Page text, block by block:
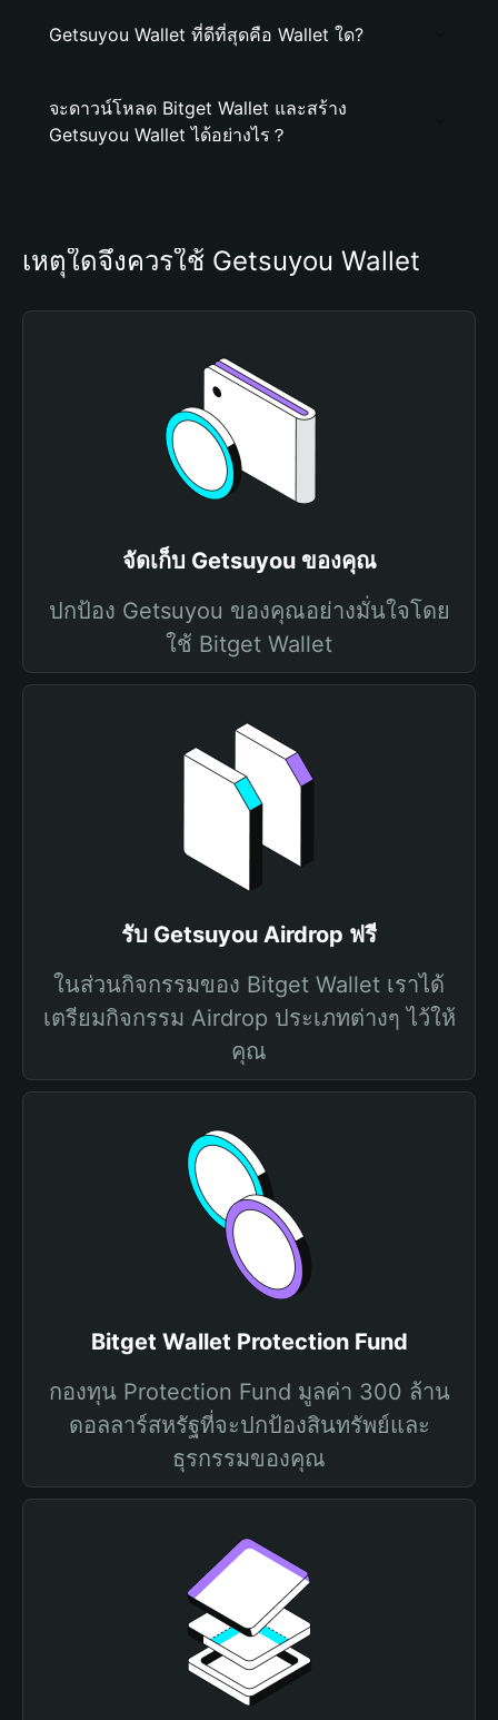
Getsuyou Wallet ที่ดีที่สุดคือ Wallet ใด?
จะดาวน์โหลด Bitget Wallet และสร้าง
Getsuyou Wallet ได้อย่างไร？
เหตุใดจึงควรใช้ Getsuyou Wallet
จัดเก็บ Getsuyou ของคุณ
ปกป้อง Getsuyou ของคุณอย่างมั่นใจโดย
ใช้ Bitget Wallet
รับ Getsuyou Airdrop ฟรี
ในส่วนกิจกรรมของ Bitget Wallet เราได้
เตรียมกิจกรรม Airdrop ประเภทต่างๆ ไว้ให้
คุณ
Bitget Wallet Protection Fund
กองทุน Protection Fund มูลค่า 300 ล้าน
ดอลลาร์สหรัฐที่จะปกป้องสินทรัพย์และ
ธุรกรรมของคุณ